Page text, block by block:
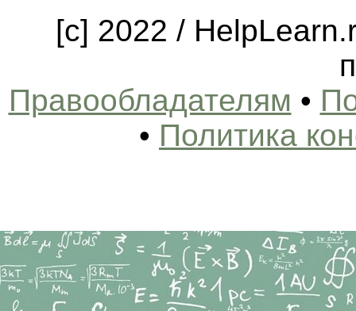
[c] 2022 /
Правообладателям •
• Политика